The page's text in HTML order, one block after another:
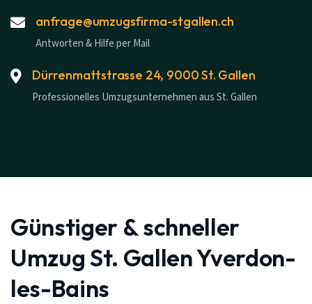
anfrage@umzugsfirma-stgallen.ch
Antworten & Hilfe per Mail
Dürrenmattstrasse 24, 9000 St. Gallen
Professionelles Umzugsunternehmen aus St. Gallen
Günstiger & schneller
Umzug St. Gallen Yverdon-
les-Bains